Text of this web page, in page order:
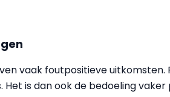
vaak foutpositieve
Het is dan ook de bedoeling